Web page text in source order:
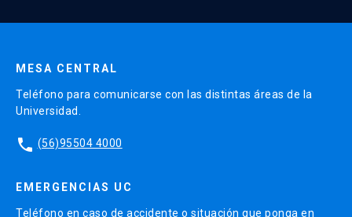
MESA CENTRAL
Teléfono para comunicarse con las distintas áreas de la
Universidad.
phone (56)95504 4000
EMERGENCIAS UC
Teléfono en caso de accidente o situación que ponga en